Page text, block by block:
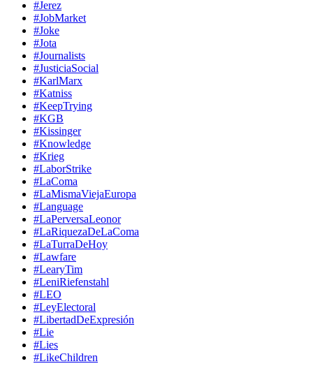
#Jerez
#JobMarket
#Joke
#Jota
#Journalists
#JusticiaSocial
#KarlMarx
#Katniss
#KeepTrying
#KGB
#Kissinger
#Knowledge
#Krieg
#LaborStrike
#LaComa
#LaMismaViejaEuropa
#Language
#LaPerversaLeonor
#LaRiquezaDeLaComa
#LaTurraDeHoy
#Lawfare
#LearyTim
#LeniRiefenstahl
#LEO
#LeyElectoral
#LibertadDeExpresión
#Lie
#Lies
#LikeChildren